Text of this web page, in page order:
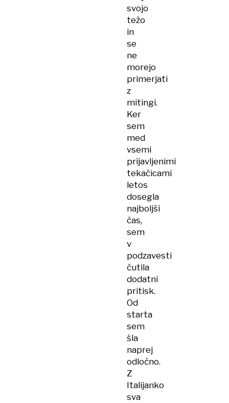
svojo
težo
in
se
ne
morejo
primerjati
z
mitingi.
Ker
sem
med
vsemi
prijavljenimi
tekačicami
letos
dosegla
najboljši
čas,
sem
v
podzavesti
čutila
dodatni
pritisk.
Od
starta
sem
šla
naprej
odločno.
Z
Italijanko
sva